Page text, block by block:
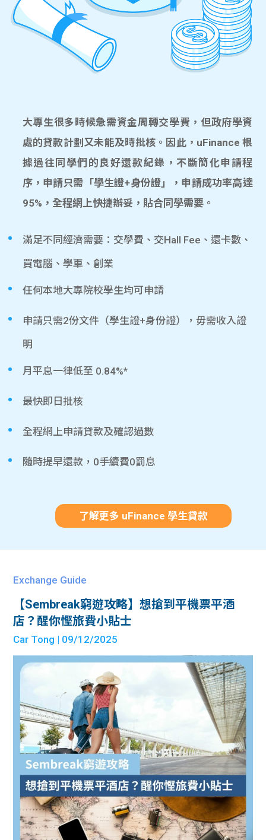
大專生很多時候急需資金周轉交學費，但政府學資
處的貸款計劃又未能及時批核。因此，uFinance 根
據過往同學們的良好還款紀錄，不斷簡化申請程
序，申請只需「學生證+身份證」，申請成功率高達
95%，全程網上快捷辦妥，貼合同學需要。
滿足不同經濟需要：交學費、交Hall Fee、還卡數、
買電腦、學車、創業
任何本地大專院校學生均可申請
申請只需2份文件（學生證+身份證），毋需收入證
明
月平息一律低至 0.84%*
最快即日批核
全程網上申請貸款及確認過數
隨時提早還款，0手續費0罰息
了解更多 uFinance 學生貸款
Exchange Guide
【Sembreak窮遊攻略】想搶到平機票平酒
店？醒你慳旅費小貼士
Car Tong | 09/12/2025